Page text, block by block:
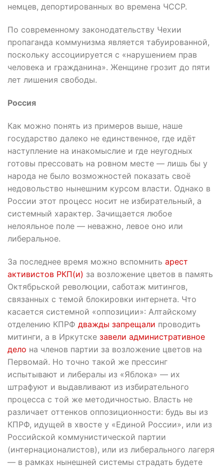
немцев, депортированных во времена ЧССР.
По современному законодательству Чехии
пропаганда коммунизма является табуированной,
поскольку ассоциируется с «нарушением прав
человека и гражданина». Женщине грозит до пяти
лет лишения свободы.
Россия
Как можно понять из примеров выше, наше
государство далеко не единственное, где идёт
наступление на инакомыслие и где неугодных
готовы прессовать на ровном месте — лишь бы у
народа не было возможностей показать своё
недовольство нынешним курсом власти. Однако в
России этот процесс носит не избирательный, а
системный характер. Зачищается любое
нелояльное поле — неважно, левое оно или
либеральное.
За последнее время можно вспомнить арест
активистов РКП(и) за возложение цветов в память
Октябрьской революции, саботаж митингов,
связанных с темой блокировки интернета. Что
касается системной «оппозиции»: Алтайскому
отделению КПРФ дважды запрещали проводить
митинги, а в Иркутске завели административное
дело на членов партии за возложение цветов на
Первомай. Но точно такой же прессинг
испытывают и либералы из «Яблока» — их
штрафуют и выдавливают из избирательного
процесса с той же методичностью. Власть не
различает оттенков оппозиционности: будь вы из
КПРФ, идущей в хвосте у «Единой России», или из
Российской коммунистической партии
(интернационалистов), или из либерального лагеря
— в рамках нынешней системы страдать будете